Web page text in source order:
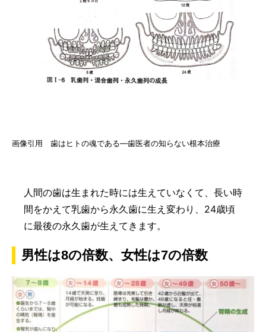
画像引用 歯はヒトの魂である―歯医者の知らない根本治療
人間の歯は生まれた時には生えていなくて、長い時
間をかえて乳歯から永久歯に生え変わり、24歳頃
に最後の永久歯が生えてきます。
男性は8の倍数、女性は7の倍数